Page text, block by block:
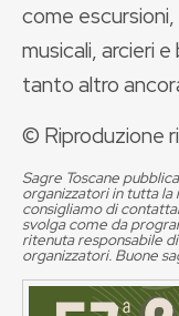
come
musicali, arcieri
tanto altro
© Riproduzione
Sagre Toscane
organizzatori in tutta
consigliamo di
svolga come da
ritenuta responsabile
organizzatori. Buone